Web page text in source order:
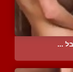
...